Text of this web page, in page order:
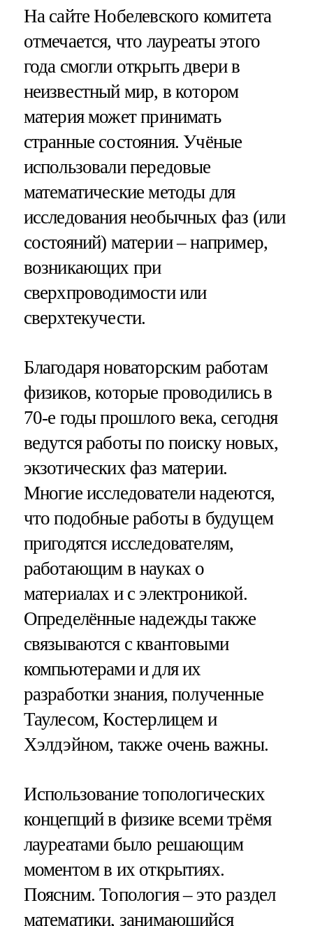
На сайте Нобелевского комитета
отмечается, что лауреаты этого
года смогли открыть двери в
неизвестный мир, в котором
материя может принимать
странные состояния. Учёные
использовали передовые
математические методы для
исследования необычных фаз (или
состояний) материи – например,
возникающих при
сверхпроводимости или
сверхтекучести.
Благодаря новаторским работам
физиков, которые проводились в
70-е годы прошлого века, сегодня
ведутся работы по поиску новых,
экзотических фаз материи.
Многие исследователи надеются,
что подобные работы в будущем
пригодятся исследователям,
работающим в науках о
материалах и с электроникой.
Определённые надежды также
связываются с квантовыми
компьютерами и для их
разработки знания, полученные
Таулесом, Костерлицем и
Хэлдэйном, также очень важны.
Использование топологических
концепций в физике всеми трёмя
лауреатами было решающим
моментом в их открытиях.
Поясним. Топология – это раздел
математики, занимающийся